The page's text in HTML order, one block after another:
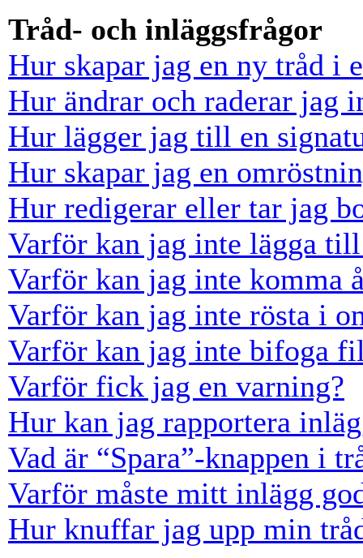
Tråd- och inläggsfrågor
Hur skapar jag en ny tråd i
Hur ändrar och raderar jag
Hur lägger jag till en
Hur skapar jag en
Hur redigerar eller tar jag
Varför kan jag inte lägga
Varför kan jag inte komma
Varför kan jag inte rösta i
Varför kan jag inte bifoga
Varför fick jag en varning?
Hur kan jag rapportera
Vad är “Spara”-knappen i
Varför måste mitt inlägg
Hur knuffar jag upp min